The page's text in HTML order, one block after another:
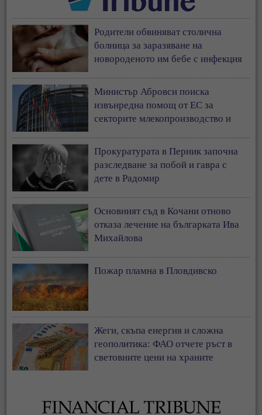
Родители обвиняват столична
болница за заразяване на
новороденото им бебе с инфекция
Министър Абровси поиска
извънредна помощ от ЕС за
секторите млекопроизводство и
Прокуратурата в Перник започна
разследване за побой и гавра с
дете в Радомир
Основният съд в Кочани отново
отказа лечение на българката Ива
Михайлова
Пожар пламна в Пловдивско
Жеги, скъпа енергия и сложна
геополитика: ФАО отчете ръст в
световните цени на храните